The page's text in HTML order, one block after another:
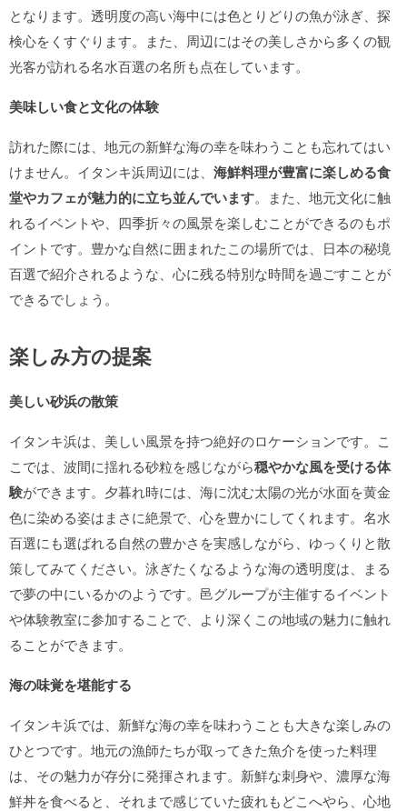
となります。透明度の高い海中には色とりどりの魚が泳ぎ、探
検心をくすぐります。また、周辺にはその美しさから多くの観
光客が訪れる名水百選の名所も点在しています。
美味しい食と文化の体験
訪れた際には、地元の新鮮な海の幸を味わうことも忘れてはい
けません。イタンキ浜周辺には、 海鮮料理が豊富に楽しめる食
堂やカフェが魅力的に立ち並んでいます。また、地元文化に触
れるイベントや、四季折々の風景を楽しむことができるのもポ
イントです。豊かな自然に囲まれたこの場所では、日本の秘境
百選で紹介されるような、心に残る特別な時間を過ごすことが
できるでしょう。
楽しみ方の提案
美しい砂浜の散策
イタンキ浜は、美しい風景を持つ絶好のロケーションです。こ
こでは、波間に揺れる砂粒を感じながら穏やかな風を受ける体
験ができます。夕暮れ時には、海に沈む太陽の光が水面を黄金
色に染める姿はまさに絶景で、心を豊かにしてくれます。名水
百選にも選ばれる自然の豊かさを実感しながら、ゆっくりと散
策してみてください。泳ぎたくなるような海の透明度は、まる
で夢の中にいるかのようです。邑グループが主催するイベント
や体験教室に参加することで、より深くこの地域の魅力に触れ
ることができます。
海の味覚を堪能する
イタンキ浜では、新鮮な海の幸を味わうことも大きな楽しみの
ひとつです。地元の漁師たちが取ってきた魚介を使った料理
は、その魅力が存分に発揮されます。新鮮な刺身や、濃厚な海
鮮丼を食べると、それまで感じていた疲れもどこへやら、心地